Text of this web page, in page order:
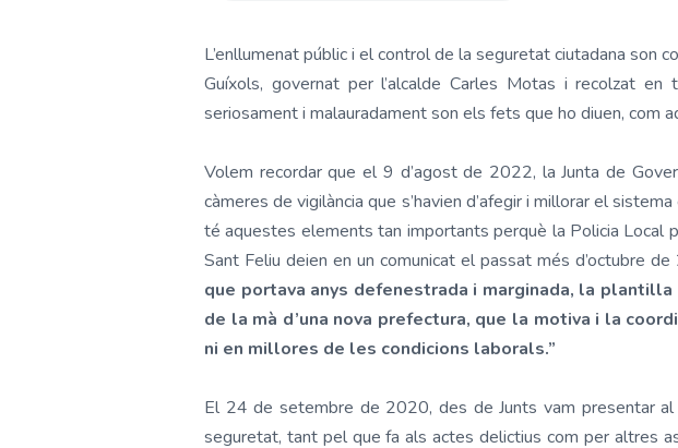
L’enllumenat públic i el control de la seguretat ciutadana son
Guíxols, governat per l’alcalde Carles Motas i recolzat
seriosament i malauradament son els fets que ho diuen, com
Volem recordar que el 9 d’agost de 2022, la Junta de
càmeres de vigilància que s’havien d’afegir i millorar el
té aquestes elements tan importants perquè la Policia Local
Sant Feliu deien en un comunicat el passat més d’octubre
que portava anys defenestrada i marginada, la
de la mà d’una nova prefectura, que la motiva i la
ni en millores de les condicions laborals.”
El 24 de setembre de 2020, des de Junts vam presentar al
seguretat, tant pel que fa als actes delictius com per altres